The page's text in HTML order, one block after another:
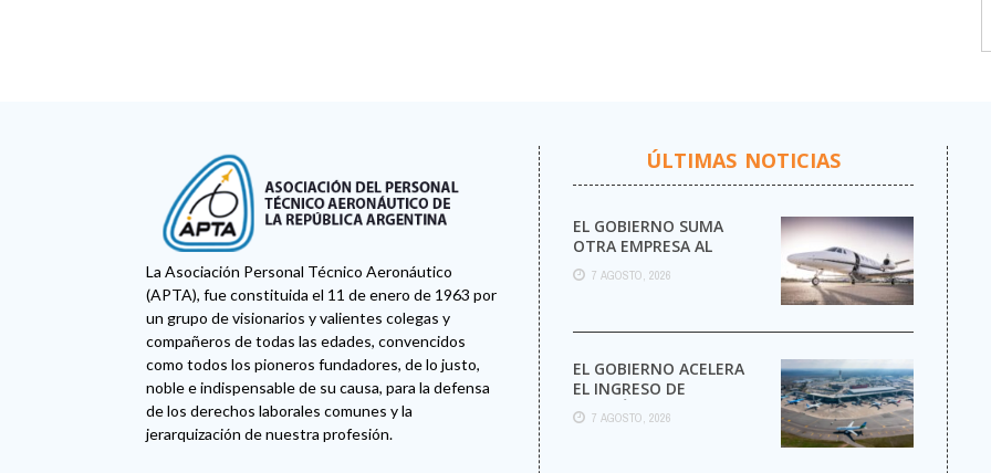
La Asociación Personal Técnico Aeronáutico
(APTA), fue constituida el 11 de enero de 1963 por
un grupo de visionarios y valientes colegas y
compañeros de todas las edades, convencidos
como todos los pioneros fundadores, de lo justo,
noble e indispensable de su causa, para la defensa
de los derechos laborales comunes y la
jerarquización de nuestra profesión.
ÚLTIMAS NOTICIAS
EL GOBIERNO SUMA
OTRA EMPRESA AL
NEGOCIO DE LOS VUELOS
PRIVADOS
7 AGOSTO, 2026
EL GOBIERNO ACELERA
EL INGRESO DE
AEROLÍNEAS
EXTRANJERAS CON
7 AGOSTO, 2026